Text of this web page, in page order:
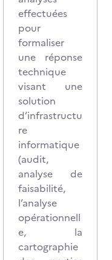
effectuées
pour
formaliser
une réponse
technique
visant une
solution
d’infrastructu
re
informatique
(audit,
analyse de
faisabilité,
l’analyse
opérationnell
e, la
cartographie